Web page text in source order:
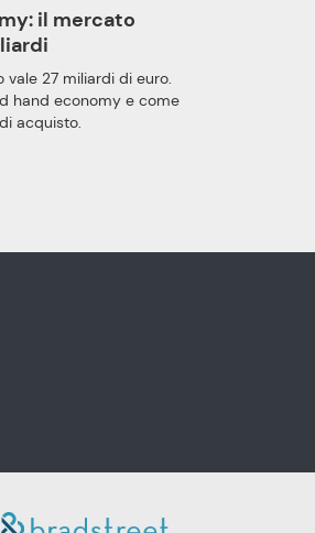
il mercato
vale 27 miliardi di euro.
hand economy e come
acquisto.